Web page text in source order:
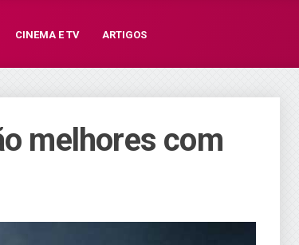
CINEMA E TV ARTIGOS
melhores com